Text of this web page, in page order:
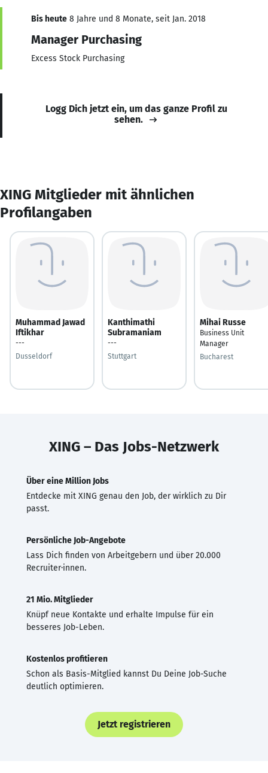
Bis heute 8 Jahre und 8 Monate, seit Jan. 2018
Manager Purchasing
Excess Stock Purchasing
Logg Dich jetzt ein, um das ganze Profil zu
sehen.
XING Mitglieder mit ähnlichen
Profilangaben
Muhammad Jawad
Iftikhar
---
Dusseldorf
Kanthimathi
Subramaniam
---
Stuttgart
Mihai Russe
Business Unit
Manager
Bucharest
XING – Das Jobs-Netzwerk
Über eine Million Jobs
Entdecke mit XING genau den Job, der wirklich zu Dir
passt.
Persönliche Job-Angebote
Lass Dich finden von Arbeitgebern und über 20.000
Recruiter·innen.
21 Mio. Mitglieder
Knüpf neue Kontakte und erhalte Impulse für ein
besseres Job-Leben.
Kostenlos profitieren
Schon als Basis-Mitglied kannst Du Deine Job-Suche
deutlich optimieren.
Jetzt registrieren